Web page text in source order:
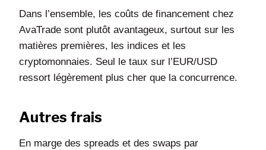
Dans l’ensemble, les coûts de financement chez
AvaTrade sont plutôt avantageux, surtout sur les
matières premières, les indices et les
cryptomonnaies. Seul le taux sur l’EUR/USD
ressort légèrement plus cher que la concurrence.
Autres frais
En marge des spreads et des swaps par